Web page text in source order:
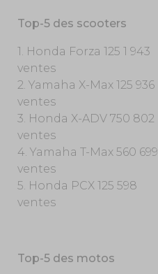
Top-5 des scooters
1. Honda Forza 125 1 943
ventes
2. Yamaha X-Max 125 936
ventes
3. Honda X-ADV 750 802
ventes
4. Yamaha T-Max 560 699
ventes
5. Honda PCX 125 598
ventes
Top-5 des motos